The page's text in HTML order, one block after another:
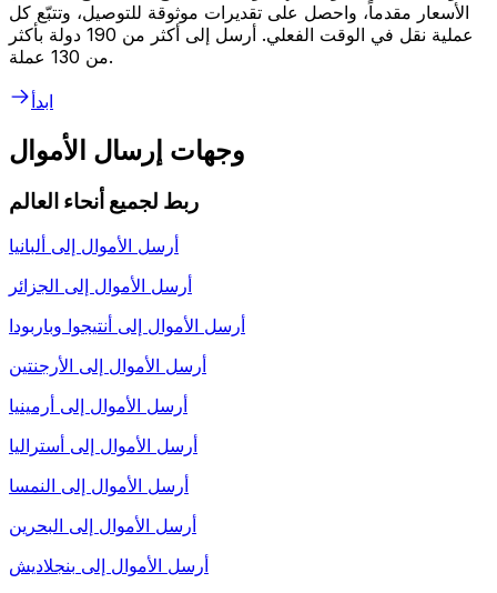
الأسعار مقدماً، واحصل على تقديرات موثوقة للتوصيل، وتتبّع كل
عملية نقل في الوقت الفعلي. أرسل إلى أكثر من 190 دولة بأكثر
من 130 عملة.
ابدأ
وجهات إرسال الأموال
ربط لجميع أنحاء العالم
أرسل الأموال إلى ألبانيا
أرسل الأموال إلى الجزائر
أرسل الأموال إلى أنتيجوا وباربودا
أرسل الأموال إلى الأرجنتين
أرسل الأموال إلى أرمينيا
أرسل الأموال إلى أستراليا
أرسل الأموال إلى النمسا
أرسل الأموال إلى البحرين
أرسل الأموال إلى بنجلاديش